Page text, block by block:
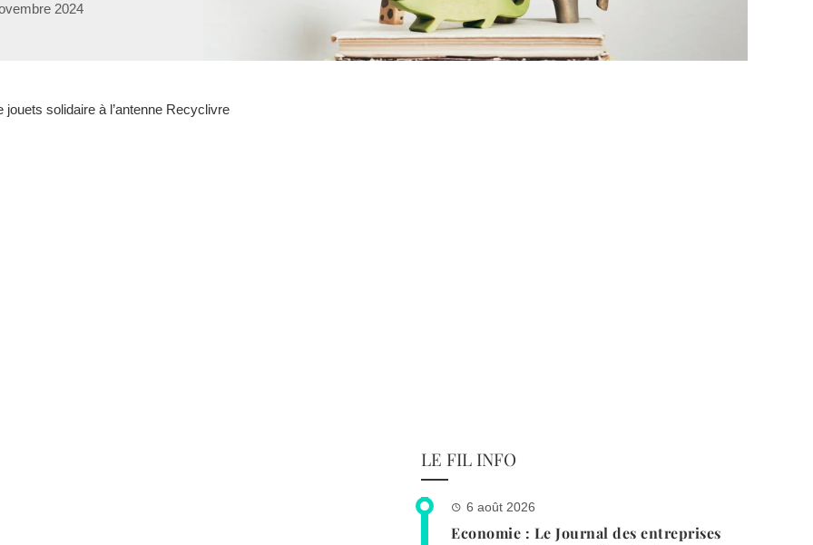
2024
solidaire à l’antenne Recyclivre
LE FIL INFO
6 août 2026
Economie : Le Journal des entreprises